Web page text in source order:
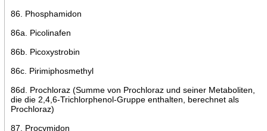
86. Phosphamidon
86a. Picolinafen
86b. Picoxystrobin
86c. Pirimiphosmethyl
86d. Prochloraz (Summe von Prochloraz und seiner Metaboliten,
die die 2,4,6-Trichlorphenol-Gruppe enthalten, berechnet als
Prochloraz)
87. Procymidon